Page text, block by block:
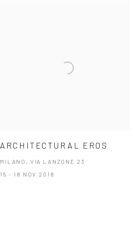
ARCHITECTURAL EROS
MILANO, VIA LANZONE 23
15 - 18 NOV 2018